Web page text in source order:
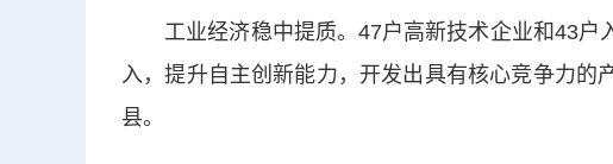
工业经济稳中提质。47户高新技术企业和43户
入，提升自主创新能力，开发出具有核心竞争力的
县。